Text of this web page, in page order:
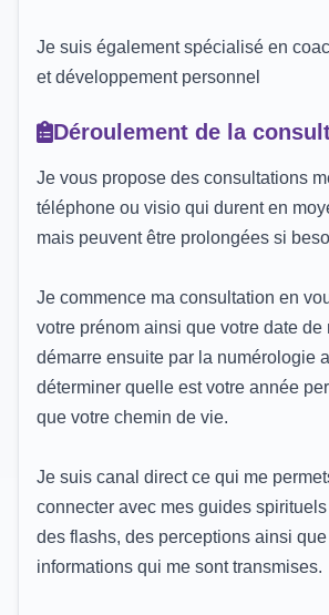
Je suis également spécialisé en
et développement personnel
Déroulement de la
Je vous propose des consultations
téléphone ou visio qui durent en
mais peuvent être prolongées si
Je commence ma consultation en
votre prénom ainsi que votre date de
démarre ensuite par la numérologie
déterminer quelle est votre année
que votre chemin de vie.
Je suis canal direct ce qui me
connecter avec mes guides
des flashs, des perceptions ainsi
informations qui me sont transmises.